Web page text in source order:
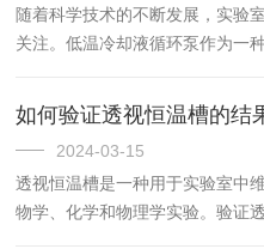
随着科学技术的不断发展，实验
关注。低温冷却液循环泵作为一
却液循环泵采用了先进的科技设
循...
如何验证透视恒温槽的结
2024-03-15
透视恒温槽是一种用于实验室中
物学、化学和物理学实验。验证